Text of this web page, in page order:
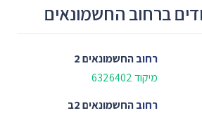
ברחוב החשמונאים
רחובהחשמונאים 2
מיקוד 6326402
רחובהחשמונאים 2ב